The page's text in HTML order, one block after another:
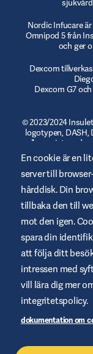
Nordic Infucare
Omnipod 5 från
och ger
Dexcom
Dexcom G7
© 2023/2024
logotypen, DASH,
eller
USA och andra
och Omnipod
En cookie är en
server till
hårddisk. Din
tillbaka den till
mot den igen.
spara din
att följa ditt
intressen med
vill lära dig mer
integritetspolicy.
dokumentation om